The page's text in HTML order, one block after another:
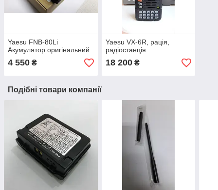
Yaesu FNB-80Li
Акумулятор оригінальний
4 550 ₴
Yaesu VX-6R, рація,
радіостанція
18 200₴
Подібні товари компанії